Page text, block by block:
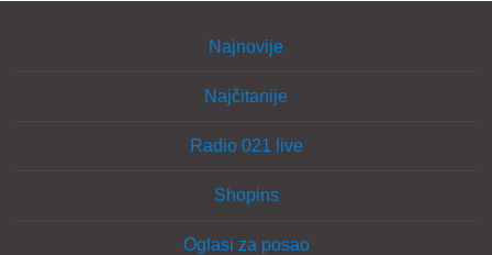
Najnovije
Najčitanije
Radio 021 live
Shopins
Oglasi za posao